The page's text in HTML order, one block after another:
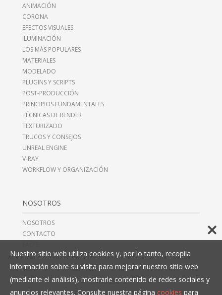
ANIMACIÓN
CORONA
EFECTOS VISUALES
ILUMINACIÓN
LOS MÁS POPULARES
MATERIALES
MODELADO
PLUGINS Y SCRIPTS
POST-PRODUCCIÓN
PRINCIPIOS FUNDAMENTALES
TÉCNICAS DE RENDER
TEXTURIZADO
TRUCOS Y CONSEJOS
UNREAL ENGINE
V-RAY
WORKFLOW Y ORGANIZACIÓN
NOSOTROS
NOSOTROS
CONTACTO
AVISO LEGAL
TÉRMINOS Y CONDICIONES
Nuestro sitio web utiliza cookies y, por lo tanto, recopila
información sobre su visita para mejorar nuestro sitio web
(mediante el análisis), mostrarle contenido de redes sociales y
anuncios relevantes. Consulte nuestra página cookies para